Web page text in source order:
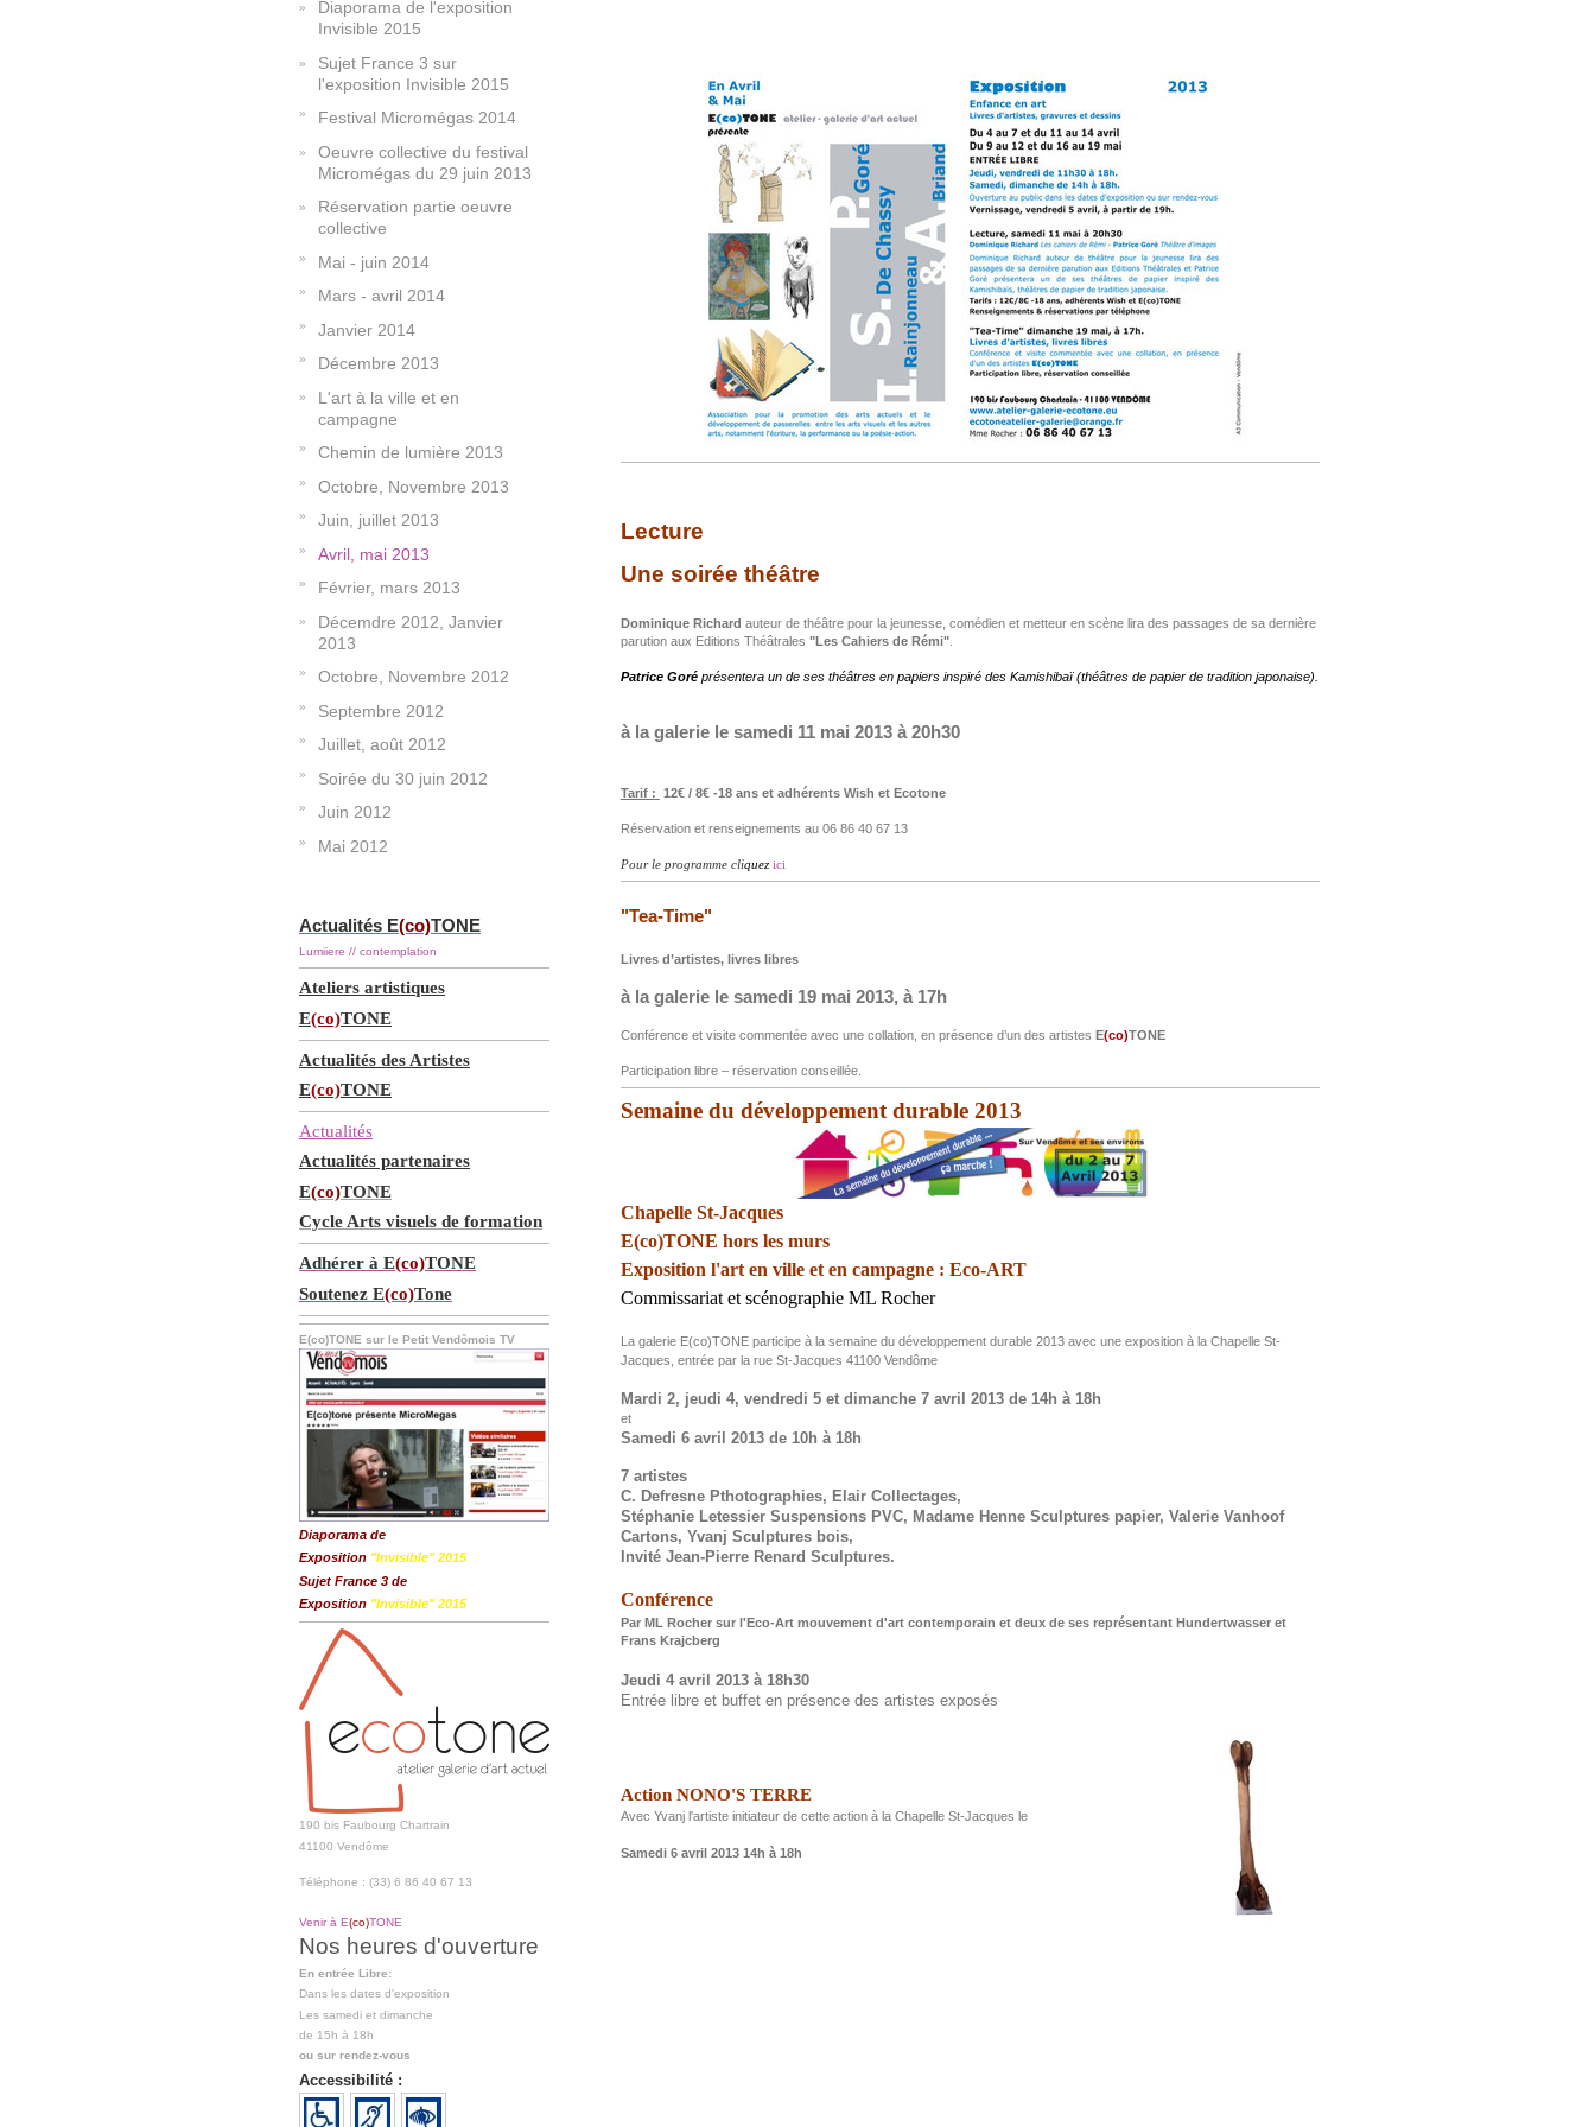
Lecture
Une soirée théâtre
Dominique Richard auteur de théâtre pour la jeunesse, comédien et metteur en scène lira des passages de sa dernière
parution aux Editions Théâtrales "Les Cahiers de Rémi".
Patrice Goré présentera un de ses théâtres en papiers inspiré des Kamishibaï (théâtres de papier de tradition japonaise).
à la galerie le samedi 11 mai 2013 à 20h30
Tarif : 12€ / 8€ -18 ans et adhérents Wish et Ecotone
Réservation et renseignements au 06 86 40 67 13
Pour le programme cliquez ici
"Tea-Time"
Livres d’artistes, livres libres
à la galerie le samedi 19 mai 2013, à 17h
Conférence et visite commentée avec une collation, en présence d’un des artistes E(co)TONE
Participation libre – réservation conseillée.
Semaine du développement durable 2013
Chapelle St-Jacques
E(co)TONE hors les murs
Exposition l'art en ville et en campagne : Eco-ART
Commissariat et scénographie ML Rocher
La galerie E(co)TONE participe à la semaine du développement durable 2013 avec une exposition à la Chapelle St-
Jacques, entrée par la rue St-Jacques 41100 Vendôme
Mardi 2, jeudi 4, vendredi 5 et dimanche 7 avril 2013 de 14h à 18h
et
Samedi 6 avril 2013 de 10h à 18h
7 artistes
C. Defresne Pthotographies, Elair Collectages,
Stéphanie Letessier Suspensions PVC, Madame Henne Sculptures papier, Valerie Vanhoof
Cartons, Yvanj Sculptures bois,
Invité Jean-Pierre Renard Sculptures.
Conférence
Par ML Rocher sur l'Eco-Art mouvement d'art contemporain et deux de ses représentant Hundertwasser et
Frans Krajcberg
Jeudi 4 avril 2013 à 18h30
Entrée libre et buffet en présence des artistes exposés
Action NONO'S TERRE
Avec Yvanj l'artiste initiateur de cette action à la Chapelle St-Jacques le
Samedi 6 avril 2013 14h à 18h
Diaporama de l'exposition
Invisible 2015
Sujet France 3 sur
l'exposition Invisible 2015
Festival Micromégas 2014
Oeuvre collective du festival
Micromégas du 29 juin 2013
Réservation partie oeuvre
collective
Mai - juin 2014
Mars - avril 2014
Janvier 2014
Décembre 2013
L'art à la ville et en
campagne
Chemin de lumière 2013
Octobre, Novembre 2013
Juin, juillet 2013
Avril, mai 2013
Février, mars 2013
Décemdre 2012, Janvier
2013
Octobre, Novembre 2012
Septembre 2012
Juillet, août 2012
Soirée du 30 juin 2012
Juin 2012
Mai 2012
Actualités E(co)TONE
Lumiiere // contemplation
Ateliers artistiques
E(co)TONE
Actualités des Artistes
E(co)TONE
Actualités
Actualités partenaires
E(co)TONE
Cycle Arts visuels de formation
Adhérer à E(co)TONE
Soutenez E(co)Tone
E(co)TONE sur le Petit Vendômois TV
Diaporama de
Exposition "Invisible" 2015
Sujet France 3 de
Exposition "Invisible" 2015
190 bis Faubourg Chartrain
41100 Vendôme
Téléphone : (33) 6 86 40 67 13
Venir à E(co)TONE
Nos heures d'ouverture
En entrée Libre:
Dans les dates d'exposition
Les samedi et dimanche
de 15h à 18h
ou sur rendez-vous
Accessibilité :